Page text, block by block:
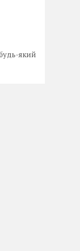
який